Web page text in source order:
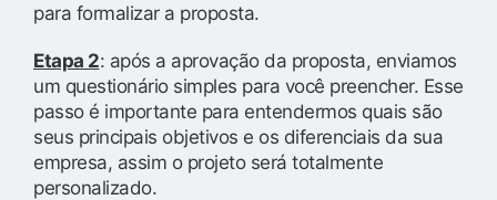
para formalizar a proposta.
Etapa 2: após a aprovação da proposta, enviamos
um questionário simples para você preencher. Esse
passo é importante para entendermos quais são
seus principais objetivos e os diferenciais da sua
empresa, assim o projeto será totalmente
personalizado.